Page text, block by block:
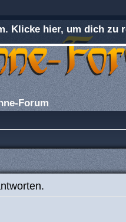
Klicke hier, um dich zu
Forum